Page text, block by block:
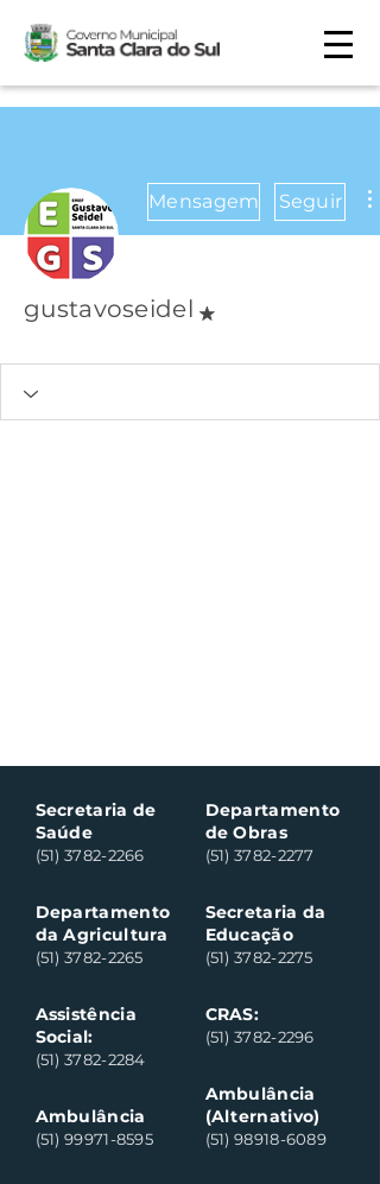
Mensagem Seguir
gustavoseidel
Secretaria de
Saúde
(51) 3782-2266
Departamento
da Agricultura
(51) 3782-2265
Assistência
Social:
(51) 3782-2284
Ambulância
(51) 99971-8595
Departamento
de Obras
(51) 3782-2277
Secretaria da
Educação
(51) 3782-2275
CRAS:
(51) 3782-2296
Ambulância
(Alternativo)
(51) 98918-6089